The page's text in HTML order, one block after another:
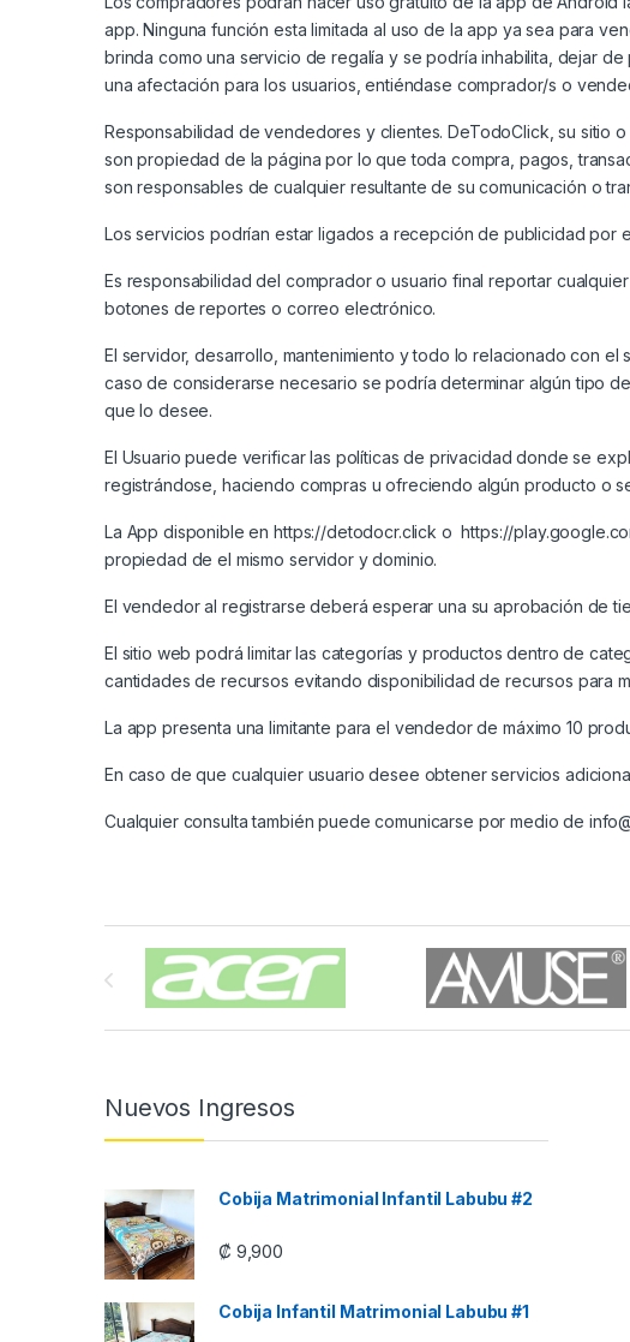
app. Ninguna función esta limitada al uso de la app ya sea para
brinda como una servicio de regalía y se podría inhabilita, dejar
una afectación para los usuarios, entiéndase comprador/s o
Responsabilidad de vendedores y clientes. DeTodoClick, su sitio
son propiedad de la página por lo que toda compra, pagos,
son responsables de cualquier resultante de su comunicación o
Los servicios podrían estar ligados a recepción de publicidad por
Es responsabilidad del comprador o usuario final reportar
botones de reportes o correo electrónico.
El servidor, desarrollo, mantenimiento y todo lo relacionado con
caso de considerarse necesario se podría determinar algún tipo
que lo desee.
El Usuario puede verificar las políticas de privacidad donde se
registrándose, haciendo compras u ofreciendo algún producto o
La App disponible enhttps://detodocr.click ohttps://
propiedad de el mismo servidor y dominio.
El vendedor al registrarse deberá esperar una su aprobación de
El sitio web podrá limitar las categorías y productos dentro de
cantidades de recursos evitando disponibilidad de recursos para
La app presenta una limitante para el vendedor de máximo 10
En caso de que cualquier usuario desee obtener servicios
Cualquier consulta también puede comunicarse por medio de
Carrusel de Marcas
Nuevos Ingresos
Cobija Matrimonial Infantil Labubu #2
₡ 9,900
Cobija Infantil Matrimonial Labubu #1